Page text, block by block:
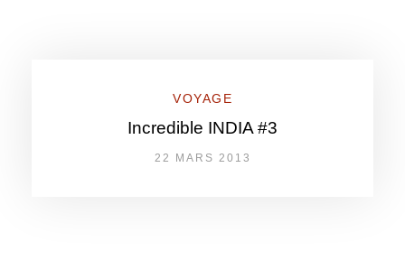
VOYAGE
Incredible INDIA #3
22 MARS 2013